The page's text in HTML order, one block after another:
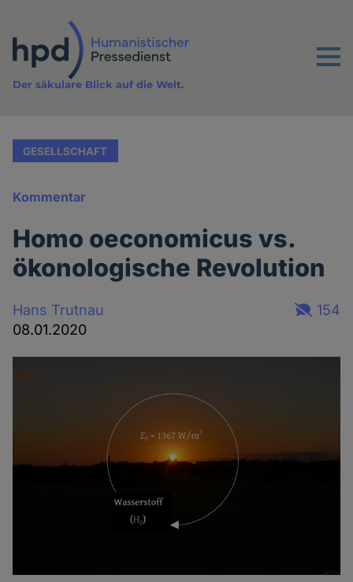
Inhalt
Menu
Der säkulare Blick auf die Welt.
GESELLSCHAFT
Kommentar
Homo oeconomicus vs.
ökonologische Revolution
Hans Trutnau
08.01.2020
154